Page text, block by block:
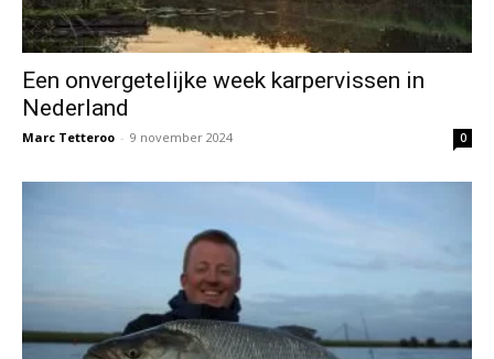
Een onvergetelijke week karpervissen in
Nederland
Marc Tetteroo - 9 november 2024 0